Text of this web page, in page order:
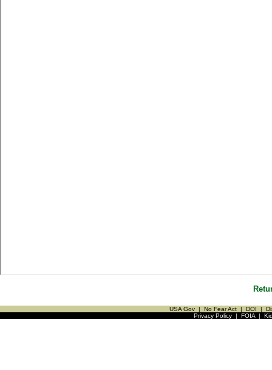
USA Gov | No Fear Act | DOI |
Privacy Policy| FOIA|